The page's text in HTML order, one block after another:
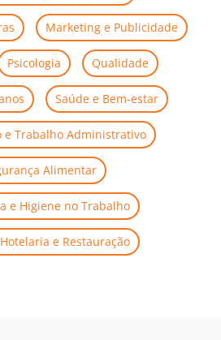
Marketing e Publicidade
Psicologia Qualidade
Saúde e Bem-estar
e Trabalho Administrativo
Alimentar
e Higiene no Trabalho
e Restauração